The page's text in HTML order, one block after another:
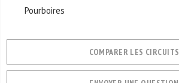
Pourboires
COMPARER LES CIRCUITS